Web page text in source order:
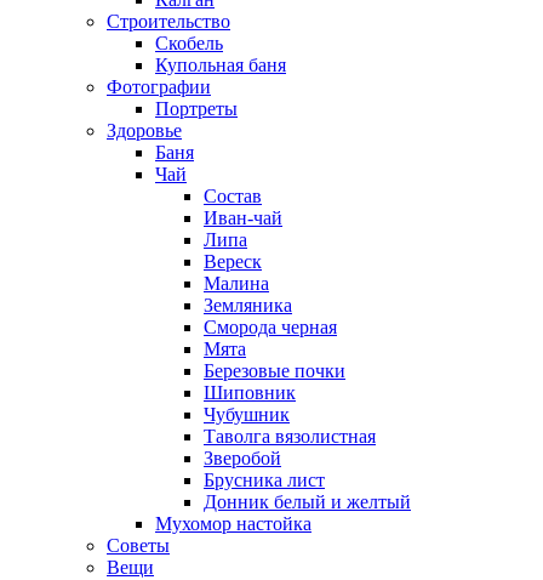
Строительство
Скобель
Купольная баня
Фотографии
Портреты
Здоровье
Баня
Чай
Состав
Иван-чай
Липа
Вереск
Малина
Земляника
Сморода черная
Мята
Березовые почки
Шиповник
Чубушник
Таволга вязолистная
Зверобой
Брусника лист
Донник белый и желтый
Мухомор настойка
Советы
Вещи